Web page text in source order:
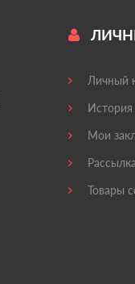
Личный
История
Мои
Товары